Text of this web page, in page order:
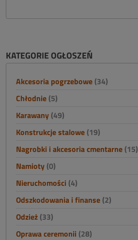
KATEGORIE OGŁOSZEŃ
Akcesoria pogrzebowe (34)
Chłodnie (5)
Karawany (49)
Konstrukcje stalowe (19)
Nagrobki i akcesoria cmentarne (15)
Namioty (0)
Nieruchomości (4)
Odszkodowania i finanse (2)
Odzież (33)
Oprawa ceremonii (28)